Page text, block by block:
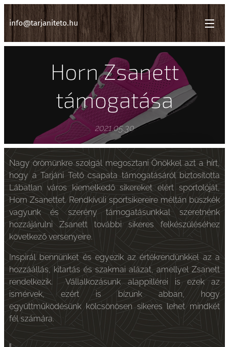
info@tarjaniteto.hu
Horn Zsanett
támogatása
2021.05.30
Nagy örömünkre szolgál megosztani Önökkel azt a hírt,
hogy a Tarjáni Tető csapata támogatásáról biztosította
Lábatlan város kiemelkedő sikereket elért sportolóját,
Horn Zsanettet. Rendkívüli sportsikereire méltán büszkék
vagyunk és szerény támogatásunkkal szeretnénk
hozzájárulni Zsanett további sikeres felkészüléséhez
következő versenyeire.
Inspirál bennünket és egyezik az értékrendünkkel az a
hozzáállás, kitartás és szakmai alázat, amellyel Zsanett
rendelkezik. Vállalkozásunk alappillérei is ezek az
ismérvek, ezért is bízunk abban, hogy
együttműködésünk kölcsönösen sikeres lehet mindkét
fél számára.